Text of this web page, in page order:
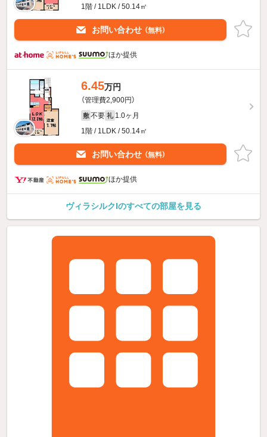
1階 / 1LDK / 50.14㎡
お問い合わせ （無料）
ほか提供
6.45万円
（管理費2,900円）
敷 不要 礼 1.0ヶ月
1階 / 1LDK / 50.14㎡
お問い合わせ （無料）
ほか提供
ヴィラシルクIのすべての部屋を見る